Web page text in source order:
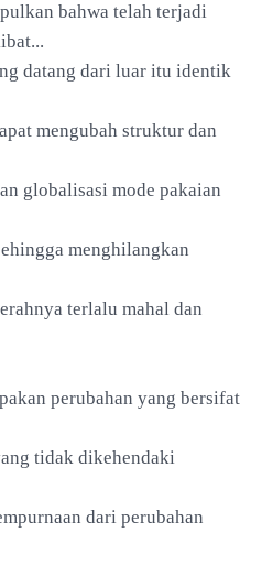
bahwa telah terjadi
datang dari luar itu identik
mengubah struktur dan
globalisasi mode pakaian
menghilangkan
terlalu mahal dan
perubahan yang bersifat
tidak dikehendaki
dari perubahan